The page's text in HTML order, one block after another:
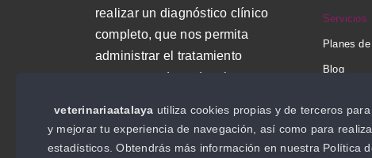
realizar un diagnóstico clínico
completo, que nos permita
administrar el tratamiento
correcto y adaptado a las
Servicios
Planes
Blog
veterinariaatalaya utiliza cookies propias y de terceros
y mejorar tu experiencia de navegación, así como para
estadísticos. Obtendrás más información en nuestra Política